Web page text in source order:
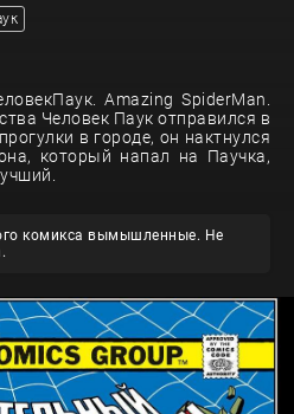
Amazing SpiderMan.
Человек Паук отправился в
в городе, он нактнулся
который напал на Паучка,
комикса вымышленные. Не